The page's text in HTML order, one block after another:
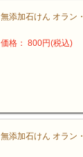
無添加石けん オラン
価格： 800円(税込)
無添加石けん オラン